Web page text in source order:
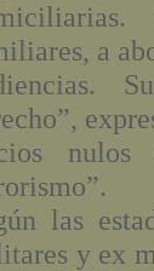
a
nulos
las
y ex